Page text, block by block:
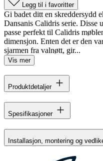
Legg til i favoritter
Gi badet ditt en skreddersydd
Dansanis Calidris serie. Disse
passe perfekt til Calidris
dimensjon. Enten det er den
sjarmen fra valnøtt, gir...
Vis mer
Produktdetaljer
Spesifikasjoner
Installasjon, montering og